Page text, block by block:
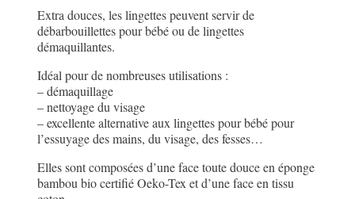
Extra douces, les lingettes peuvent servir de
débarbouillettes pour bébé ou de lingettes
démaquillantes.
Idéal pour de nombreuses utilisations :
– démaquillage
– nettoyage du visage
– excellente alternative aux lingettes pour bébé pour
l’essuyage des mains, du visage, des fesses…
Elles sont composées d’une face toute douce en éponge
bambou bio certifié Oeko-Tex et d’une face en tissu